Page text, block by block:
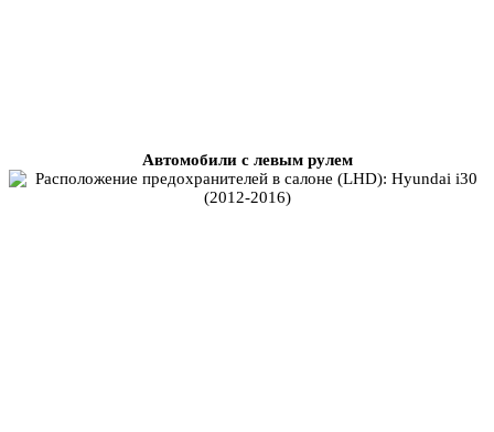
Автомобили с левым рулем